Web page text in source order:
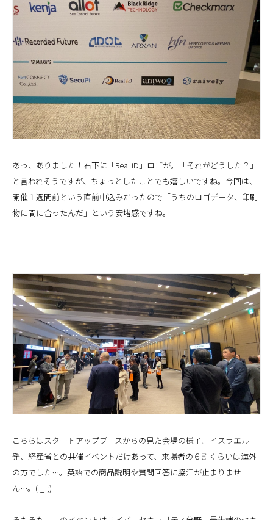
あっ、ありました！右下に「Real iD」ロゴが。「それがどうした？」
と言われそうですが、ちょっとしたことでも嬉しいですね。今回は、
開催１週間前という直前申込みだったので「うちのロゴデータ、印刷
物に間に合ったんだ」という安堵感ですね。
こちらはスタートアップブースからの見た会場の様子。イスラエル
発、経産省との共催イベントだけあって、来場者の６割くらいは海外
の方でした…。英語での商品説明や質問回答に脇汗が止まりませ
ん…。(-_-;)